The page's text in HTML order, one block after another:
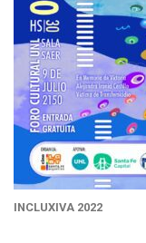
INCLUXIVA 2022